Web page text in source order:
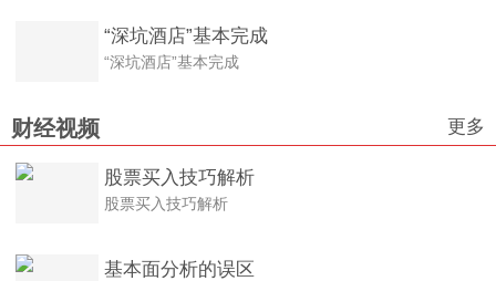
“深坑酒店”基本完成
“深坑酒店”基本完成
财经视频 更多
股票买入技巧解析
股票买入技巧解析
基本面分析的误区